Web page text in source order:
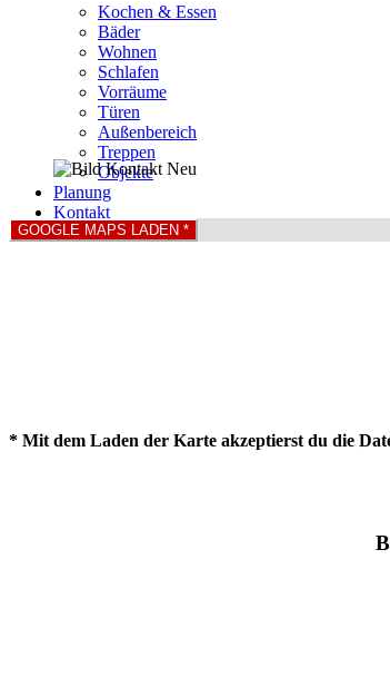
Kochen & Essen
Bäder
Wohnen
Schlafen
Vorräume
Türen
Außenbereich
Treppen
Objekte
Planung
Kontakt
GOOGLE MAPS LADEN *
* Mit dem Laden der Karte akzeptierst du die